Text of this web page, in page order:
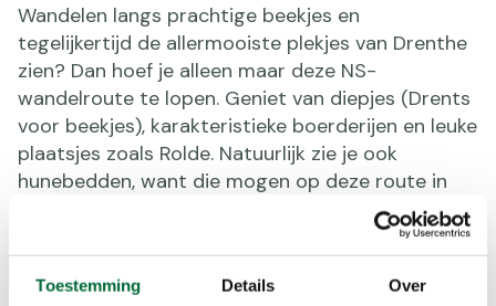
Toestemming Details Over
Wandelen langs prachtige beekjes en
tegelijkertijd de allermooiste plekjes van Drenthe
zien? Dan hoef je alleen maar deze NS-
wandelroute te lopen. Geniet van diepjes (Drents
voor beekjes), karakteristieke boerderijen en leuke
plaatsjes zoals Rolde. Natuurlijk zie je ook
hunebedden, want die mogen op deze route in
Drenthe natuurlijk niet ontbreken. De NS-
rondwandeling van 10 kilometer start bij station
Assen en is te lopen doormiddel van een
routebeschrijving of GPS-track.